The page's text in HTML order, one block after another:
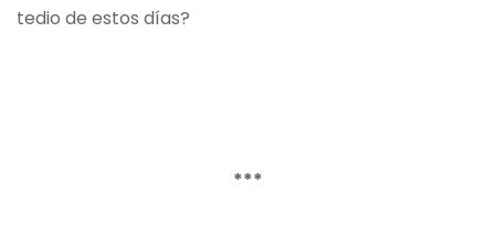
tedio de estos días?
***